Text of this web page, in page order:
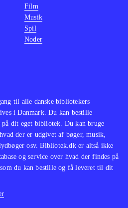
til alle danske bibliotekers
i Danmark. Du kan bestille
på dit eget bibliotek. Du kan bruge
der er udgivet af bøger, musik,
osv. Bibliotek.dk er altså ikke
og service over hvad der findes på
du kan bestille og få leveret til dit
Film
Musik
Spil
Noder